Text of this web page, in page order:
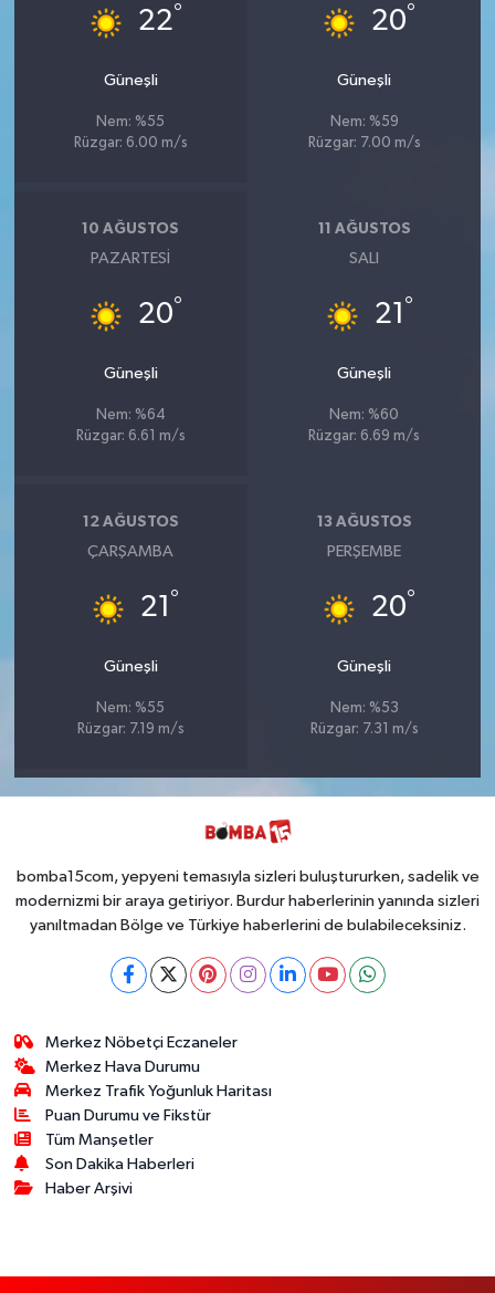
22°
Güneşli
Nem: %55
Rüzgar: 6.00 m/s
20°
Güneşli
Nem: %59
Rüzgar: 7.00 m/s
10 AĞUSTOS
PAZARTESI
20°
Güneşli
Nem: %64
Rüzgar: 6.61 m/s
11 AĞUSTOS
SALI
21 °
Güneşli
Nem: %60
Rüzgar: 6.69 m/s
12 AĞUSTOS
ÇARŞAMBA
21 °
Güneşli
Nem: %55
Rüzgar: 7.19 m/s
13 AĞUSTOS
PERŞEMBE
20°
Güneşli
Nem: %53
Rüzgar: 7.31 m/s
bomba15com, yepyeni temasıyla sizleri buluştururken, sadelik ve
modernizmi bir araya getiriyor. Burdur haberlerinin yanında sizleri
yanıltmadan Bölge ve Türkiye haberlerini de bulabileceksiniz.
Merkez Nöbetçi Eczaneler
Merkez Hava Durumu
Merkez Trafik Yoğunluk Haritası
Puan Durumu ve Fikstür
Tüm Manşetler
Son Dakika Haberleri
Haber Arşivi